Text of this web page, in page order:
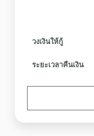
วงเงินให้กู้
ระยะเวลาคืนเงิน